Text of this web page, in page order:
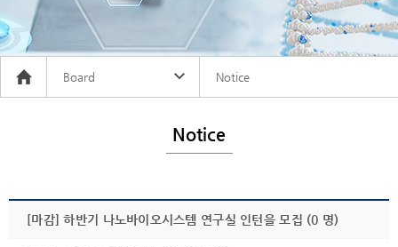
Board Notice
Notice
[마감] 하반기 나노바이오시스템 연구실 인턴을 모집 (0 명)